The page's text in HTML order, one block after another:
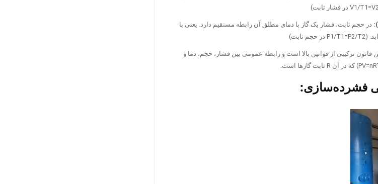
V1/T1 =V در فشار ثابت)
در حجم ثابت، فشار یک گاز با دمای مطلق آن رابطه مستقیم دارد. یعنی با
(
P1/T1 =P2/T2 در حجم ثابت)
قانون ترکیبی از قوانین بالا است و رابطه عمومی بین فشار، حجم، دما و
PV=n ) که در آن R ثابت گازها است.